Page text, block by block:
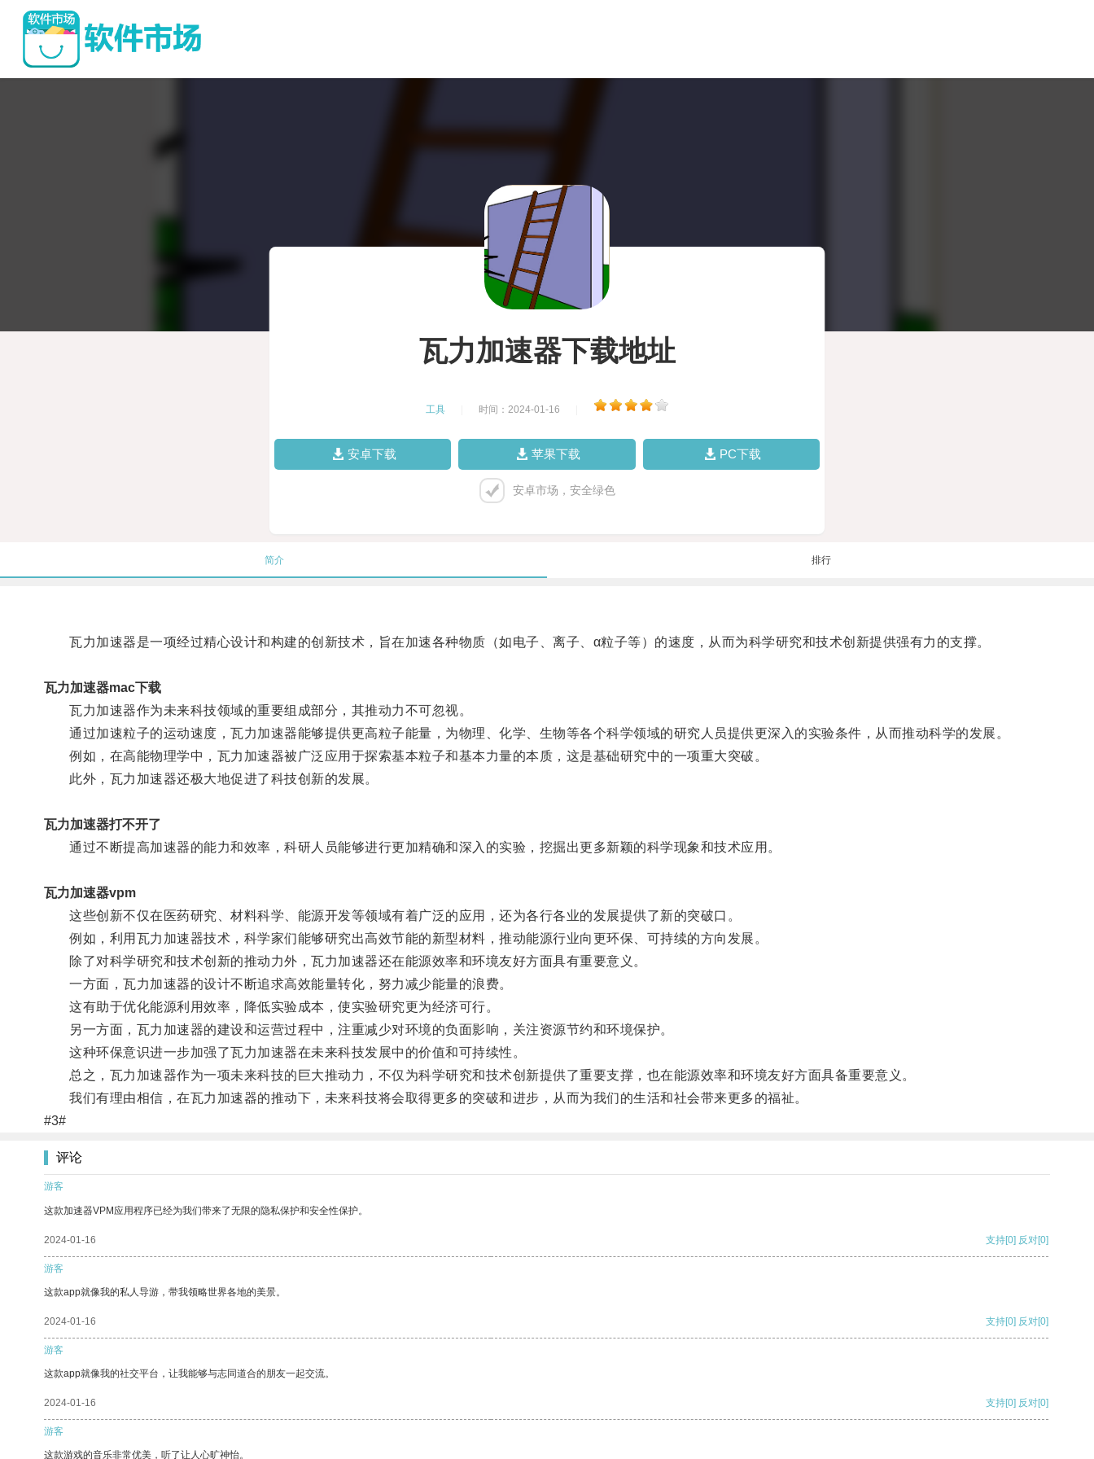
瓦力加速器下载地址
工具 时间：2024-01-16
安卓下载 苹果下载 PC下载
安卓市场，安全绿色
简介 排行
瓦力加速器是一项经过精心设计和构建的创新技术，旨在加速各种物质（如电子、离子、α粒子等）的速度，从而为科学研究和技术创新提供强有力的支撑。
瓦力加速器mac下载
瓦力加速器作为未来科技领域的重要组成部分，其推动力不可忽视。
通过加速粒子的运动速度，瓦力加速器能够提供更高粒子能量，为物理、化学、生物等各个科学领域的研究人员提供更深入的实验条件，从而推动科学的发展。
例如，在高能物理学中，瓦力加速器被广泛应用于探索基本粒子和基本力量的本质，这是基础研究中的一项重大突破。
此外，瓦力加速器还极大地促进了科技创新的发展。
瓦力加速器打不开了
通过不断提高加速器的能力和效率，科研人员能够进行更加精确和深入的实验，挖掘出更多新颖的科学现象和技术应用。
瓦力加速器vpm
这些创新不仅在医药研究、材料科学、能源开发等领域有着广泛的应用，还为各行各业的发展提供了新的突破口。
例如，利用瓦力加速器技术，科学家们能够研究出高效节能的新型材料，推动能源行业向更环保、可持续的方向发展。
除了对科学研究和技术创新的推动力外，瓦力加速器还在能源效率和环境友好方面具有重要意义。
一方面，瓦力加速器的设计不断追求高效能量转化，努力减少能量的浪费。
这有助于优化能源利用效率，降低实验成本，使实验研究更为经济可行。
另一方面，瓦力加速器的建设和运营过程中，注重减少对环境的负面影响，关注资源节约和环境保护。
这种环保意识进一步加强了瓦力加速器在未来科技发展中的价值和可持续性。
总之，瓦力加速器作为一项未来科技的巨大推动力，不仅为科学研究和技术创新提供了重要支撑，也在能源效率和环境友好方面具备重要意义。
我们有理由相信，在瓦力加速器的推动下，未来科技将会取得更多的突破和进步，从而为我们的生活和社会带来更多的福祉。
#3#
评论
游客
这款加速器VPM应用程序已经为我们带来了无限的隐私保护和安全性保护。
2024-01-16 支持[0] 反对[0]
游客
这款app就像我的私人导游，带我领略世界各地的美景。
2024-01-16 支持[0] 反对[0]
游客
这款app就像我的社交平台，让我能够与志同道合的朋友一起交流。
2024-01-16 支持[0] 反对[0]
游客
这款游戏的音乐非常优美，听了让人心旷神怡。